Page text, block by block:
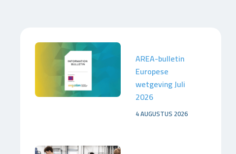
AREA-bulletin
Europese
wetgeving Juli
2026
4 AUGUSTUS 2026